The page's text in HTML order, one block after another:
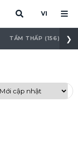
VI
TẦM THẤP (156) ❯